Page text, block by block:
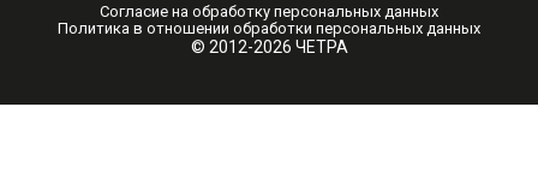
© 2012-2026 ЧЕТРА
Согласие на обработку персональных данных
Политика в отношении обработки персональных данных